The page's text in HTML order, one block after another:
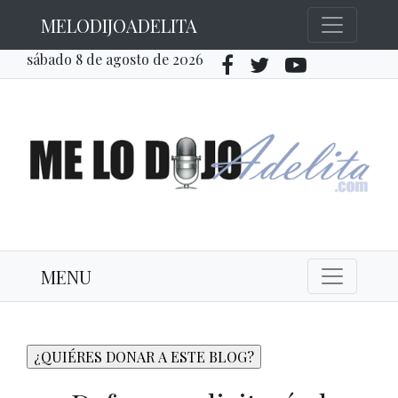
MELODIJOADELITA
sábado 8 de agosto de 2026
MENU